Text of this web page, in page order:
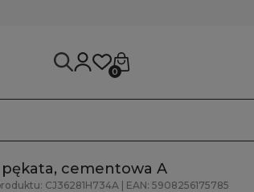
0
pękata, cementowa A
CJ36281H734A | EAN: 5908256175785